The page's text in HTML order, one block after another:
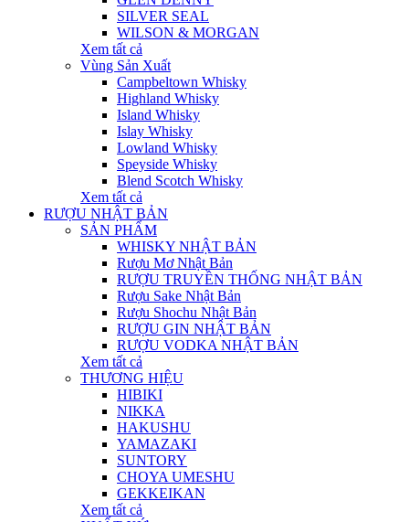
SILVER SEAL
WILSON & MORGAN
Xem tất cả
Vùng Sản Xuất
Campbeltown Whisky
Highland Whisky
Island Whisky
Islay Whisky
Lowland Whisky
Speyside Whisky
Blend Scotch Whisky
Xem tất cả
RƯỢU NHẬT BẢN
SẢN PHẨM
WHISKY NHẬT BẢN
Rượu Mơ Nhật Bản
RƯỢU TRUYỀN THỐNG NHẬT BẢN
Rượu Sake Nhật Bản
Rượu Shochu Nhật Bản
RƯỢU GIN NHẬT BẢN
RƯỢU VODKA NHẬT BẢN
Xem tất cả
THƯƠNG HIỆU
HIBIKI
NIKKA
HAKUSHU
YAMAZAKI
SUNTORY
CHOYA UMESHU
GEKKEIKAN
Xem tất cả